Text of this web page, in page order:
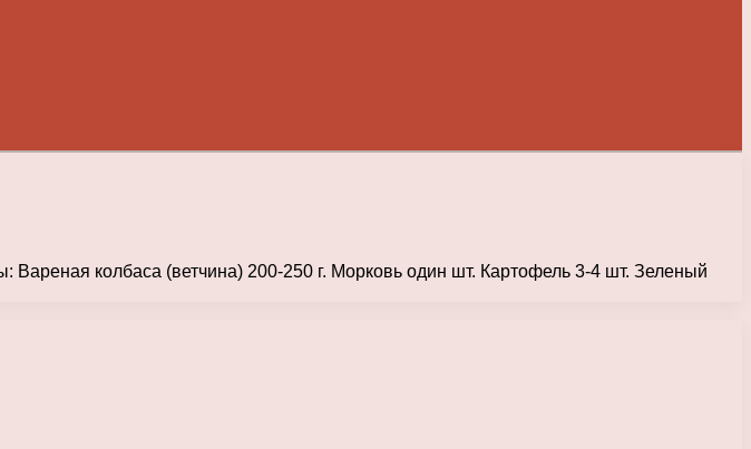
Вареная колбаса (ветчина) 200-250 г. Морковь один шт. Картофель 3-4 шт. Зеленый